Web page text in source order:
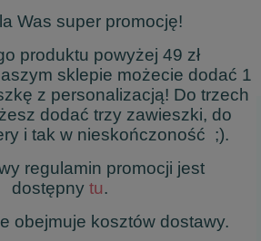
Was super promocję!
produktu powyżej 49 zł
sklepie możecie dodać 1
z personalizacją! Do trzech
dodać trzy zawieszki, do
i tak w nieskończoność ;).
regulamin promocji jest
dostępny tu.
obejmuje kosztów dostawy.